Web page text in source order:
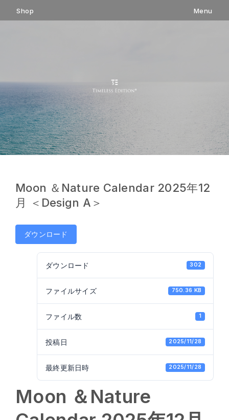
Shop Menu
ン
ス
キ
ッ
プ
Moon ＆Nature Calendar 2025年12
月 ＜Design A＞
ダウンロード
ダウンロード 302
ファイルサイズ 750.36 KB
ファイル数 1
投稿日 2025/11/28
最終更新日時 2025/11/28
Moon ＆Nature